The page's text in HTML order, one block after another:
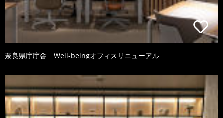
奈良県庁庁舎 Well-beingオフィスリニューアル